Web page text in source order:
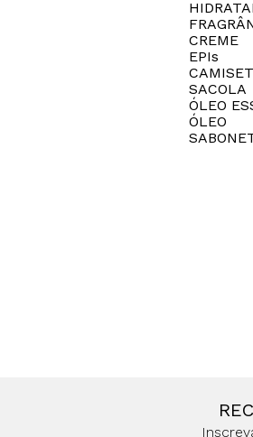
CREME
EPIs
SACOLA
ÓLEO
ÓLEO